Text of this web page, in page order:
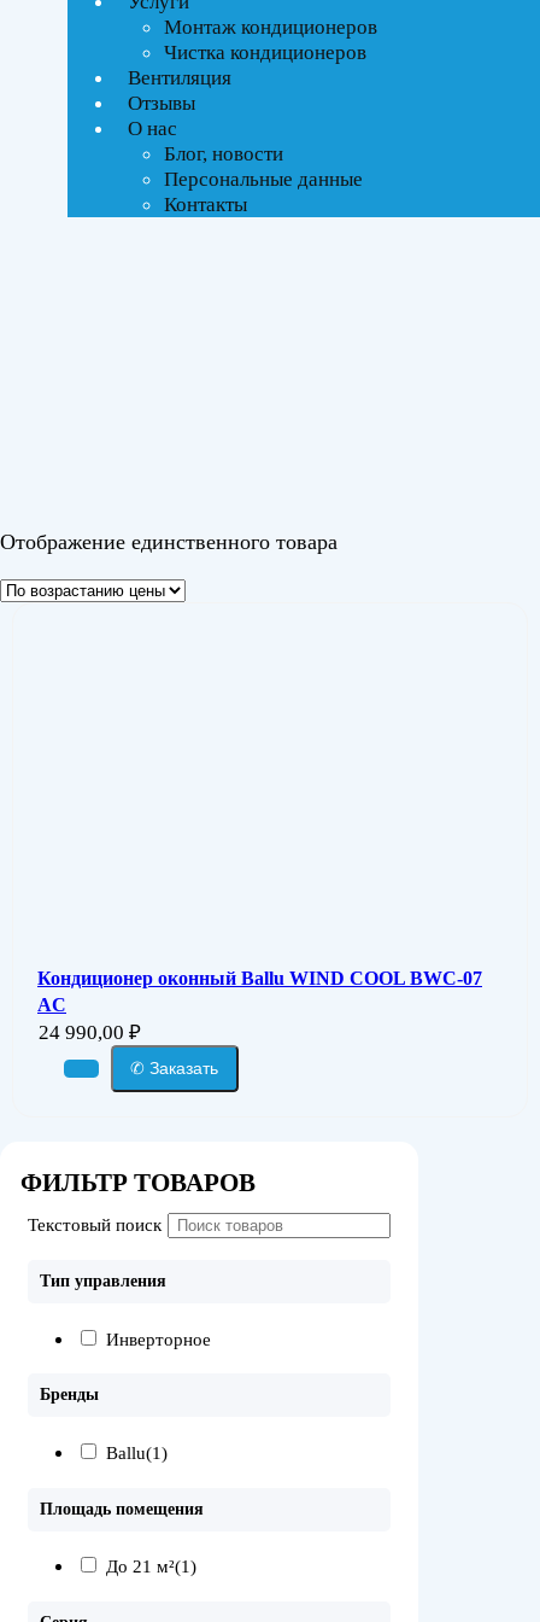
Монтаж кондиционеров
Чистка кондиционеров
Вентиляция
Отзывы
О нас
Блог, новости
Персональные данные
Контакты
Инверторное
Ballu(1)
Отображение единственного товара
Кондиционер оконный Ballu WIND COOL BWC-07
AC
24 990,00 ₽
✆ Заказать
ФИЛЬТР ТОВАРОВ
Текстовый поиск
Тип управления
Инверторное
Бренды
Ballu(1)
Площадь помещения
До 21 м²(1)